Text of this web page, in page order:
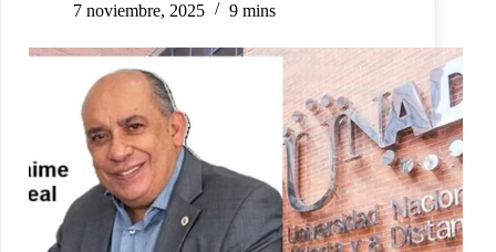
7 noviembre, 2025 9 mins